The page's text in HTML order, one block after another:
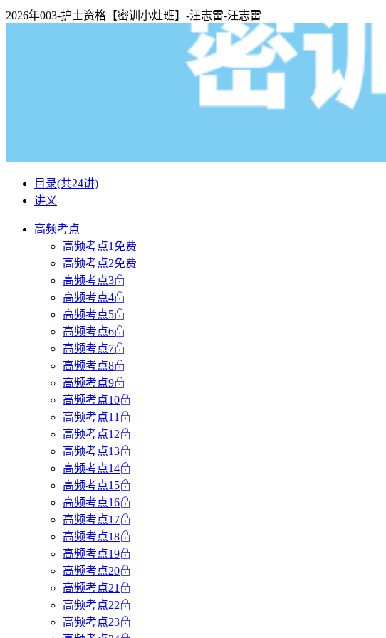
2026年003-护士资格【密训小灶班】-汪志雷-汪志雷
目录(共24讲)
讲义
高频考点
高频考点1 免费
高频考点2免费
高频考点3
高频考点4
高频考点5
高频考点6
高频考点7
高频考点8
高频考点9
高频考点10
高频考点11
高频考点12
高频考点13
高频考点14
高频考点15
高频考点16
高频考点17
高频考点18
高频考点19
高频考点20
高频考点21
高频考点22
高频考点23